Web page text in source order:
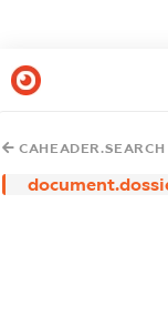
CAHEADER.SEARCH